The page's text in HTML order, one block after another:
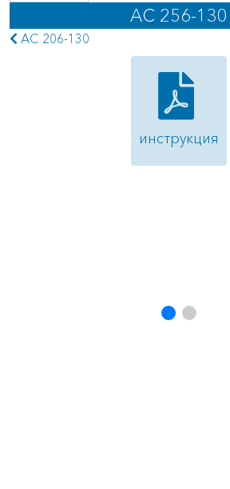
AC 256-130
AC 206-130
инструкция